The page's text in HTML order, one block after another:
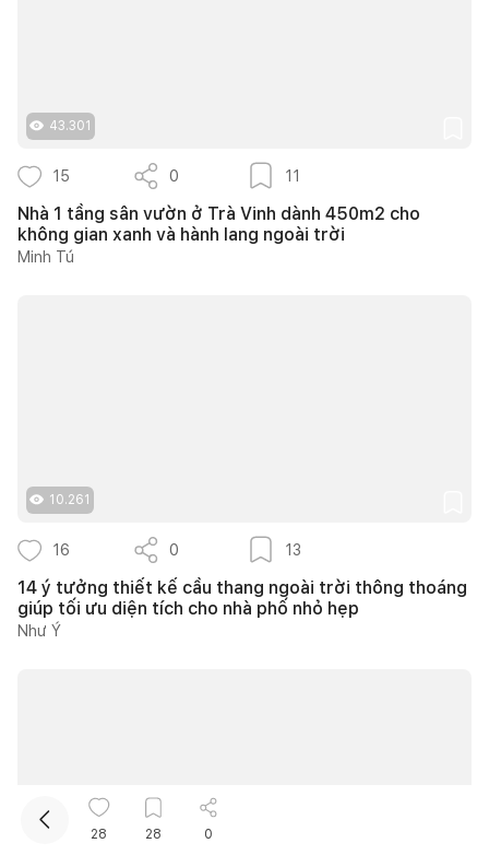
43.301
15 0 11
Nhà 1 tầng sân vườn ở Trà Vinh dành 450m2 cho
không gian xanh và hành lang ngoài trời
Minh Tú
10.261
16 0 13
14 ý tưởng thiết kế cầu thang ngoài trời thông thoáng
giúp tối ưu diện tích cho nhà phố nhỏ hẹp
Như Ý
28 28 0
Kết nối thiết kế, thi công